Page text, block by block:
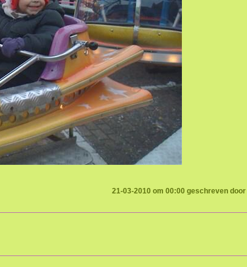
21-03-2010 om 00:00 geschreven door